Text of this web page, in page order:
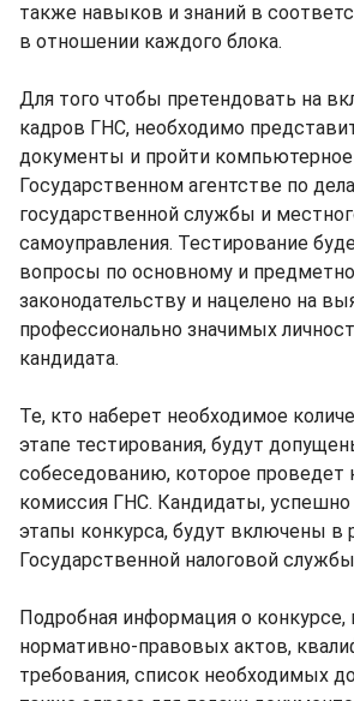
также навыков и знаний в
в отношении каждого блока.
Для того чтобы претендовать на
кадров ГНС, необходимо
документы и пройти компьютерное
Государственном агентстве по
государственной службы и
самоуправления. Тестирование
вопросы по основному и
законодательству и нацелено на
профессионально значимых
кандидата.
Те, кто наберет необходимое
этапе тестирования, будут
собеседованию, которое проведет
комиссия ГНС. Кандидаты,
этапы конкурса, будут включены в
Государственной налоговой
Подробная информация о конкурсе,
нормативно-правовых актов,
требования, список необходимых